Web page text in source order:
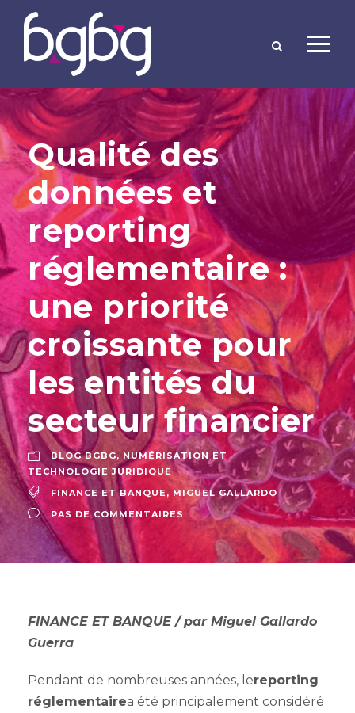
Qualité des
données et
reporting
réglementaire :
une priorité
croissante pour
les entités du
secteur financier
BLOG BGBG, NUMÉRISATION ET
TECHNOLOGIE JURIDIQUE
FINANCE ET BANQUE , MIGUEL GALLARDO
PAS DE COMMENTAIRES
FINANCE ET BANQUE / par Miguel Gallardo
Guerra
Pendant de nombreuses années, lereporting
réglementairea été principalement considéré